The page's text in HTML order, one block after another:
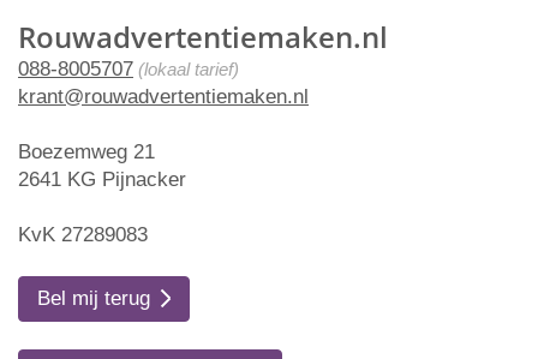
Rouwadvertentiemaken.nl
088-8005707 (lokaal tarief)
krant@rouwadvertentiemaken.nl
Boezemweg 21
2641 KG Pijnacker
KvK 27289083
Bel mij terug